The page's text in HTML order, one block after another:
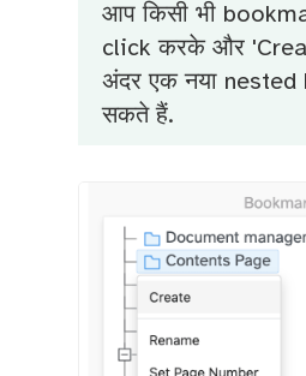
आप किसी भी
click करके और
अंदर एक नया
सकते हैं.